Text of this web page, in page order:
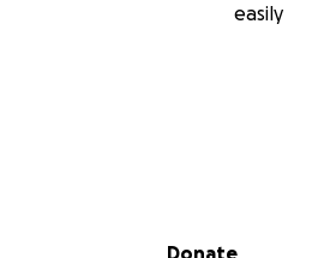
easily
Secondary menu
Donate